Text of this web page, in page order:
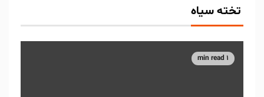
تخته سیاه
1 min read